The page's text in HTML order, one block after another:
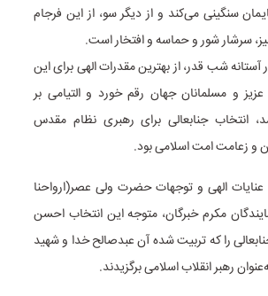
سنگینی می‌کند و از دیگر سو، از این فرجام
سرشار شور و حماسه و افتخار است.
آستانه شب قدر، از بهترین مقدرات الهی برای این
و مسلمانان جهان رقم خورد و التیامی بر
انتخاب جنابعالی برای رهبری نظام مقدس
و زعامت امت اسلامی بود.
عنایات الهی و توجهات حضرت ولی عصر(ارواحنا
مکرم خبرگان، متوجه این انتخاب احسن
را که تربیت شده آن عبدصالح خدا و شهید
رهبر انقلاب اسلامی برگزیدند.